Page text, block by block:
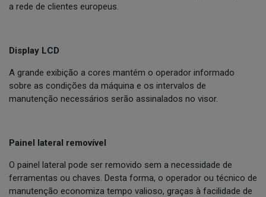
a rede de clientes europeus.
Display LCD
A grande exibição a cores mantém o operador informado
sobre as condições da máquina e os intervalos de
manutenção necessários serão assinalados no visor.
Painel lateral removível
O painel lateral pode ser removido sem a necessidade de
ferramentas ou chaves. Desta forma, o operador ou técnico de
manutenção economiza tempo valioso, graças à facilidade de